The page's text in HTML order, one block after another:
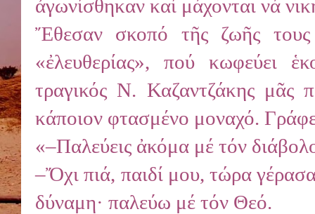
ἀγωνίσθηκαν καί μάχονται νά
Ἔθεσαν σκοπό τῆς ζωῆς τους
«ἐλευθερίας», πού κωφεύει
τραγικός Ν. Καζαντζάκης μᾶς
κάποιον φτασμένο μοναχό.
«–Παλεύεις ἀκόμα μέ τόν
–Ὄχι πιά, παιδί μου, τώρα
δύναμη· παλεύω μέ τόν Θεό.